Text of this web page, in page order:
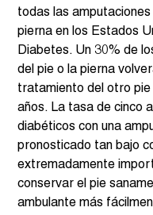
todas las
pierna en los Estados
Diabetes. Un 30% de
del pie o la pierna
tratamiento del otro
años. La tasa de cinco
diabéticos con una
pronosticado tan bajo
extremadamente
conservar el pie
ambulante más